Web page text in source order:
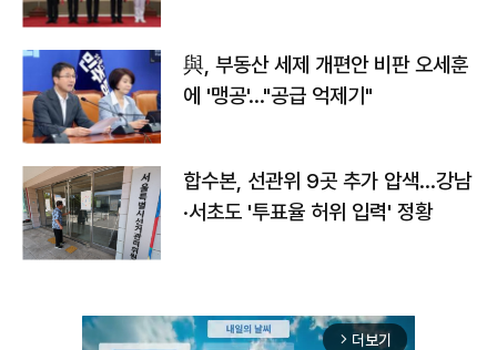
與, 부동산 세제 개편안 비판 오세훈
에 '맹공'…"공급 억제기"
합수본, 선관위 9곳 추가 압색…강남
·서초도 '투표율 허위 입력' 정황
arrow_forward_ios 더보기